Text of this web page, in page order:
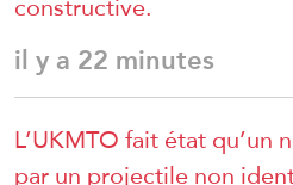
il y a 22 minutes
L’UKMTO fait état qu’un
par un projectile non